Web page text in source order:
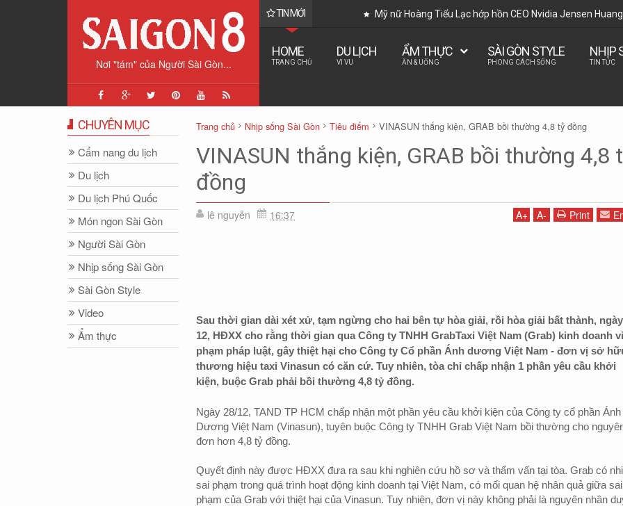
Nơi "tám" của Người Sài Gòn...
TIN MỚI
báo cổ điển giúp "giải cứu Đại tá phi công F-15E" như thế nào? Mỹ nữ Hoàng Tiểu Lạc hớp hồn CEO Nvidia Jensen
HOME
TRANG CHỦ
DU LỊCH
VI VU
ẨM THỰC
ĂN & UỐNG
SÀI GÒN STYLE
PHONG CÁCH SỐNG
NHỊP
TIN TỨC
Trang chủ Nhịp sống Sài Gòn Tiêu điểm VINASUN thắng kiện, GRAB bồi thường 4,8 tỷ đồng
VINASUN thắng kiện, GRAB bồi thường 4,8
đồng
lê nguyễn 16:37 A+ A- Print
Sau thời gian dài xét xử, tạm ngừng cho hai bên tự hòa giải, rồi hòa giải bất thành,
12, HĐXX cho rằng thời gian qua Công ty TNHH GrabTaxi Việt Nam (Grab) kinh doanh vi
phạm pháp luật, gây thiệt hại cho Công ty Cổ phần Ánh dương Việt Nam - đơn vị sở
thương hiệu taxi Vinasun có căn cứ. Tuy nhiên, tòa chỉ chấp nhận 1 phần yêu cầu khởi
kiện, buộc Grab phải bồi thường 4,8 tỷ đồng.
Ngày 28/12, TAND TP HCM chấp nhận một phần yêu cầu khởi kiện của Công ty cổ phần Ánh
Dương Việt Nam (Vinasun), tuyên buộc Công ty TNHH Grab Việt Nam bồi thường cho
đơn hơn 4,8 tỷ đồng.
Quyết định này được HĐXX đưa ra sau khi nghiên cứu hồ sơ và thẩm vấn tại tòa. Grab có
sai phạm trong quá trình hoạt động kinh doanh tại Việt Nam, có mối quan hệ nhân quả giữa sai
phạm của Grab với thiệt hại của Vinasun. Tuy nhiên, đơn vị này không phải là nguyên nhân
CHUYÊN MỤC
Cẩm nang du lịch
Du lịch
Du lịch Phú Quốc
Món ngon Sài Gòn
Người Sài Gòn
Nhịp sống Sài Gòn
Sài Gòn Style
Video
Ẩm thực